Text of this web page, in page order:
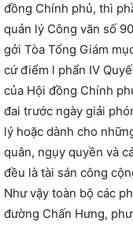
đồng Chính phủ, thì
quản lý Công văn số
gởi Tòa Tổng Giám
cứ điểm l phẩn IV
của Hội đồng Chính
đai trước ngày giải
lý hoặc dành cho
quân, ngụy quyền và
đều là tài sán công
Như vậy toàn bộ các
đường Chấn Hưng,